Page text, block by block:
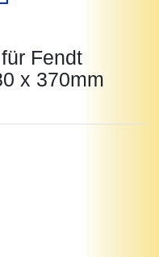
Fendt
x 370mm